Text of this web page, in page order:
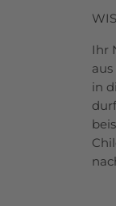
Ihr
in